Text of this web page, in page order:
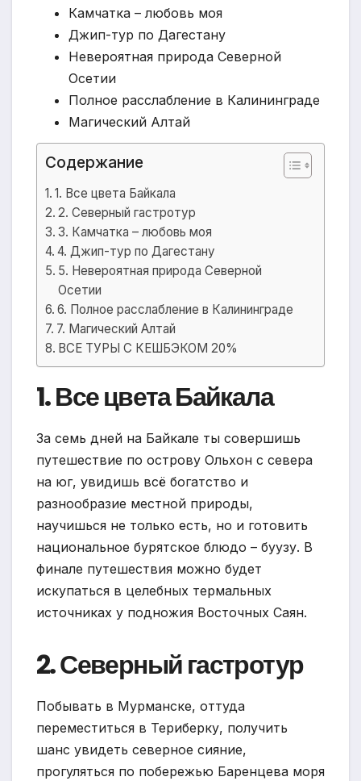
Камчатка – любовь моя
Джип-тур по Дагестану
Невероятная природа Северной
Осетии
Полное расслабление в Калининграде
Магический Алтай
Содержание
1. Все цвета Байкала
2. Северный гастротур
3. Камчатка – любовь моя
4. Джип-тур по Дагестану
5. Невероятная природа Северной
Осетии
6. Полное расслабление в Калининграде
7. Магический Алтай
ВСЕ ТУРЫ С КЕШБЭКОМ 20%
1. Все цвета Байкала
За семь дней на Байкале ты совершишь
путешествие по острову Ольхон с севера
на юг, увидишь всё богатство и
разнообразие местной природы,
научишься не только есть, но и готовить
национальное бурятское блюдо – буузу. В
финале путешествия можно будет
искупаться в целебных термальных
источниках у подножия Восточных Саян.
2. Северный гастротур
Побывать в Мурманске, оттуда
переместиться в Териберку, получить
шанс увидеть северное сияние,
прогуляться по побережью Баренцева моря